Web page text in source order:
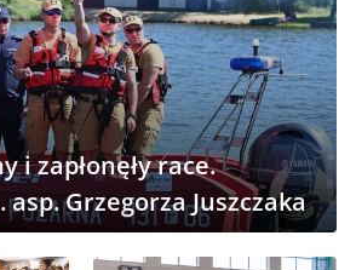
i zapłonęły race.
asp. Grzegorza Juszczaka